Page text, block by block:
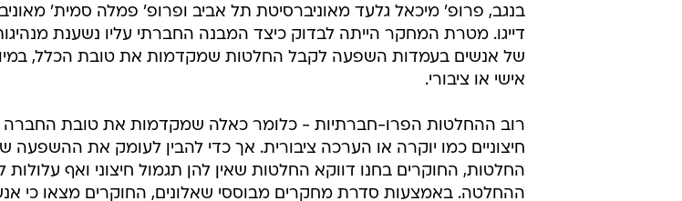
בנגב, פרופ' מיכאל גלעד מאוניברסיטת תל אביב ופרופ' פמלה סמית'
דייגו. מטרת המחקר הייתה לבדוק כיצד המבנה החברתי עליו נשענת
של אנשים בעמדות השפעה לקבל החלטות שמקדמות את טובת הכלל,
אישי או ציבורי.
רוב ההחלטות הפרו-חברתיות - כלומר כאלה שמקדמות את טובת החברה
חיצוניים כמו יוקרה או הערכה ציבורית. אך כדי להבין לעומק את
החלטות, החוקרים בחנו דווקא החלטות שאין להן תגמול חיצוני ואף
ההחלטה. באמצעות סדרת מחקרים מבוססי שאלונים, החוקרים מצאו כי